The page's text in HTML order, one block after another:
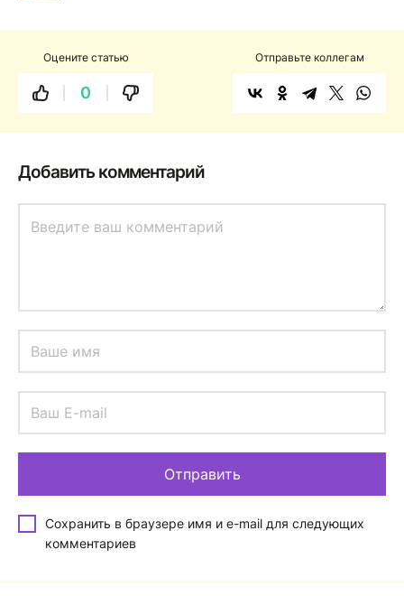
Оцените статью
0
Отправьте коллегам
Добавить комментарий
Сохранить в браузере имя и e-mail для следующих
комментариев